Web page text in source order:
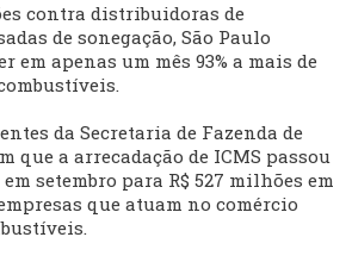
contra distribuidoras de
de sonegação, São Paulo
em apenas um mês 93% a mais de
da Secretaria de Fazenda de
que a arrecadação de ICMS passou
setembro para R$ 527 milhões em
que atuam no comércio